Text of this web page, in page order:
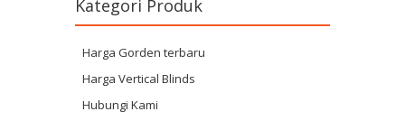
Kategori Produk
Harga Gorden terbaru
Harga Vertical Blinds
Hubungi Kami